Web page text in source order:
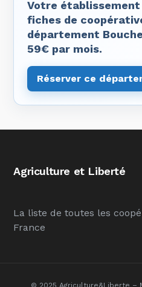
Votre
fiches de
département
59€ par mois.
Réserver ce
Agriculture et Liberté
La liste de toutes les
France
© 2025 Agriculture&Liberte –